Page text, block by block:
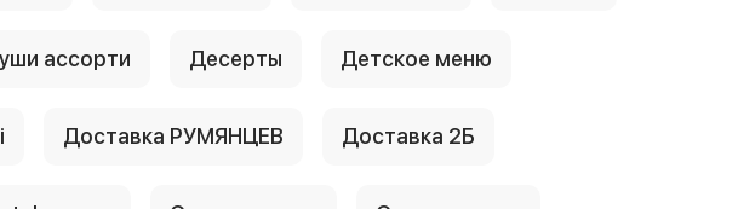
ассорти Десерты Детское меню
Доставка РУМЯНЦЕВ Доставка 2Б